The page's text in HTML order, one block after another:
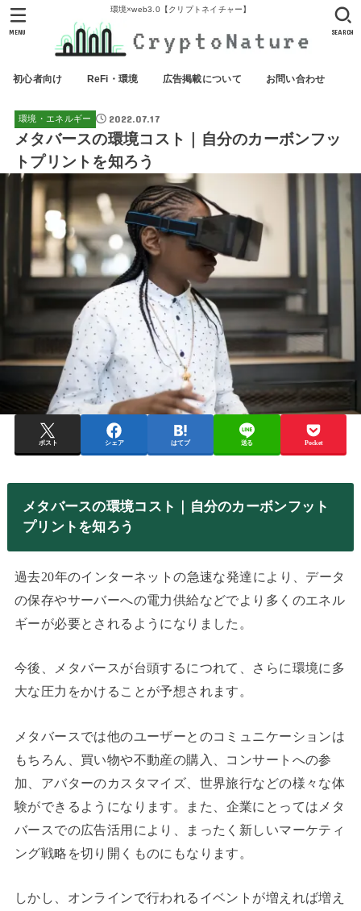
環境×web3.0【クリプトネイチャー】
初心者向け ReFi・環境 広告掲載について お問い合わせ
SEARCH
MENU
環境・エネルギー 2022.07.17
メタバースの環境コスト｜自分のカーボンフッ
トプリントを知ろう
ポスト シェア はてブ 送る Pocket
メタバースの環境コスト｜自分のカーボンフット
プリントを知ろう
過去20年のインターネットの急速な発達により、データ
の保存やサーバーへの電力供給などでより多くのエネル
ギーが必要とされるようになりました。
今後、メタバースが台頭するにつれて、さらに環境に多
大な圧力をかけることが予想されます。
メタバースでは他のユーザーとのコミュニケーションは
もちろん、買い物や不動産の購入、コンサートへの参
加、アバターのカスタマイズ、世界旅行などの様々な体
験ができるようになります。
また、企業にとってはメタ
バースでの広告活用により、まったく新しいマーケティ
ング戦略を切り開くものにもなります。
しかし、オンラインで行われるイベントが増えれば増え